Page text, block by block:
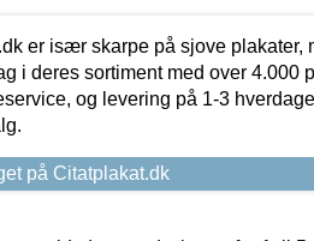
er især skarpe på sjove plakater,
i deres sortiment med over 4.000
og levering på 1-3
på Citatplakat.dk